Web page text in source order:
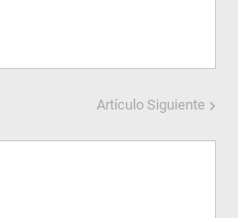
Artículo Siguiente